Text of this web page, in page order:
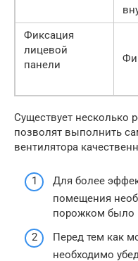
Фиксация
лицевой
панели
Существует несколько
позволят выполнить
вентилятора
Для более
помещения
порожком было
Перед тем как
необходимо